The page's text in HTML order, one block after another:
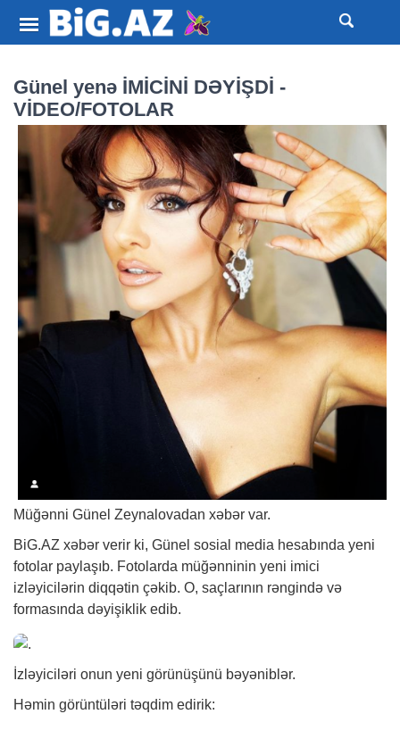
Günel yenə İMİCİNİ DƏYİŞDİ -
VİDEO/FOTOLAR
Müğənni Günel Zeynalovadan xəbər var.
BiG.AZ xəbər verir ki, Günel sosial media hesabında yeni
fotolar paylaşıb. Fotolarda müğənninin yeni imici
izləyicilərin diqqətin çəkib. O, saçlarının rəngində və
formasında dəyişiklik edib.
İzləyiciləri onun yeni görünüşünü bəyəniblər.
Həmin görüntüləri təqdim edirik: